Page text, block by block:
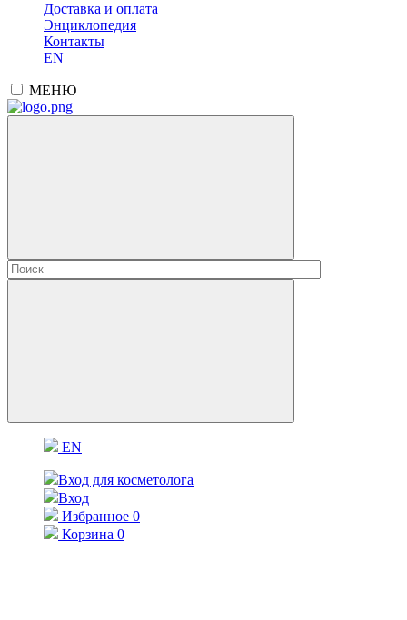
Доставка и оплата
Энциклопедия
Контакты
EN
МЕНЮ
EN
Вход для косметолога
Вход
Избранное 0
Корзина 0